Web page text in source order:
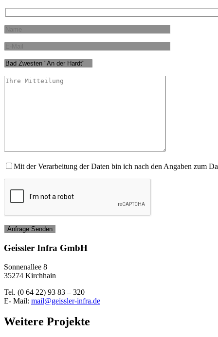
Mit der Verarbeitung der Daten bin ich nach den Angaben zum
Geissler Infra GmbH
Sonnenallee 8
35274 Kirchhain
​Tel. (0 64 22) 93 83 – 320
E- Mail: mail@geissler-infra.de
Weitere Projekte